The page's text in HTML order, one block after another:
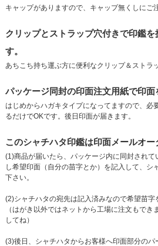
キャップがありますので、キャップ無くしにご
クリップとストラップ穴付きで印鑑
す。
あちこち持ち運ぶ方に便利なクリップ＆ストラ
パッケージ同封の印面注文用紙で印面
はじめからハガキタイプになってますので、必
るだけでOKです。後日印面が届きます。
このシャチハタ印鑑は印面メールオー
(1)商品が届いたら、パッケージ内に同封されて
し希望印面（自分の苗字とか）を記入して、シ
下さい。
(2)シャチハタの宛先は記入済みなので希望苗
（はがき以外ではネットから工場に注文もで
してね）
(3)後日、シャチハタからお客様へ印面部分の